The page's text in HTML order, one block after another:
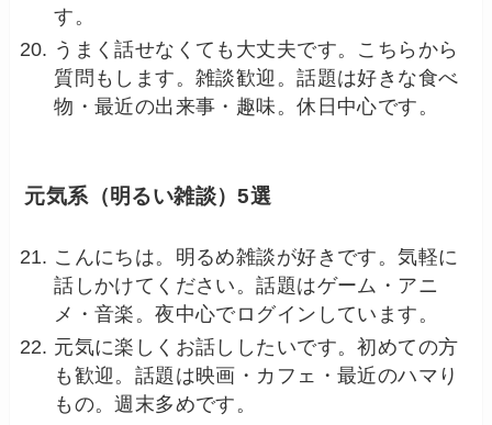
す。
うまく話せなくても大丈夫です。こちらから
質問もします。雑談歓迎。話題は好きな食べ
物・最近の出来事・趣味。休日中心です。
元気系（明るい雑談）5選
こんにちは。明るめ雑談が好きです。気軽に
話しかけてください。話題はゲーム・アニ
メ・音楽。夜中心でログインしています。
元気に楽しくお話ししたいです。初めての方
も歓迎。話題は映画・カフェ・最近のハマり
もの。週末多めです。